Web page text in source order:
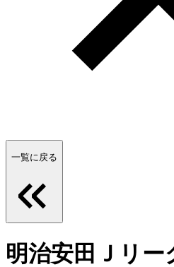
一覧に戻る
明治安田Ｊリー